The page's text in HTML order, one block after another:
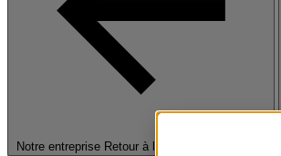
Notre entreprise Retour à la section précédente